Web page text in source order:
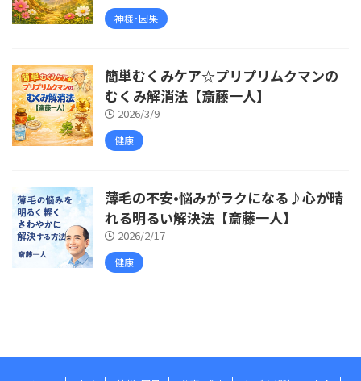
神様･因果
簡単むくみケア☆プリプリムクマンの
むくみ解消法【斎藤一人】
2026/3/9
健康
薄毛の不安•悩みがラクになる♪心が晴
れる明るい解決法【斎藤一人】
2026/2/17
健康